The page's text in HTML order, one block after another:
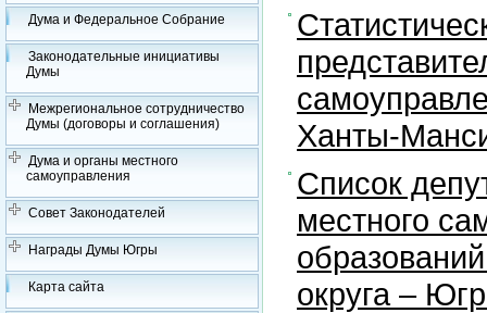
Дума и Федеральное Собрание
Законодательные инициативы
Думы
Межрегиональное сотрудничество
Думы (договоры и соглашения)
Дума и органы местного
самоуправления
Совет Законодателей
Награды Думы Югры
Карта сайта
Ханты-
Список
местного
округа –